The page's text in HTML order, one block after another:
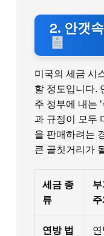
2. 안갯
미국의 세금 시
할 정도입니다.
주 정부에 내는
과 규정이 모두
을 판매하려는
큰 골칫거리가
세금 종
류
주
연방 법